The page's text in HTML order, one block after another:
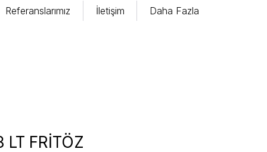
Referanslarımız İletişim Daha Fazla
LT FRİTÖZ